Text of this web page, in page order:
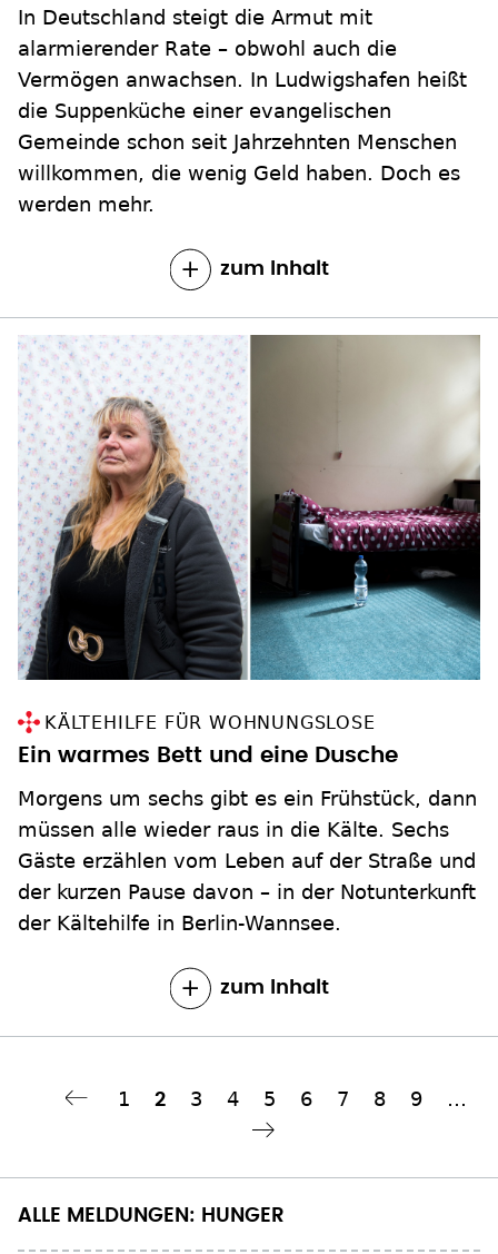
In Deutschland steigt die Armut mit
alarmierender Rate – obwohl auch die
Vermögen anwachsen. In Ludwigshafen heißt
die Suppenküche einer evangelischen
Gemeinde schon seit Jahrzehnten Menschen
willkommen, die wenig Geld haben. Doch es
werden mehr.
zum Inhalt
KÄLTEHILFE FÜR WOHNUNGSLOSE
Ein warmes Bett und eine Dusche
Morgens um sechs gibt es ein Frühstück, dann
müssen alle wieder raus in die Kälte. Sechs
Gäste erzählen vom Leben auf der Straße und
der kurzen Pause davon – in der Notunterkunft
der Kältehilfe in Berlin-Wannsee.
zum Inhalt
Seitennummerierung
Seite
1
Aktuelle
2 Seite
3 Seite
4 Seite
5 Seite
6 Seite
7 Seite
8 Seite
9
…
ALLE MELDUNGEN: HUNGER